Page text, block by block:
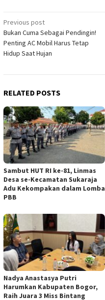
Post
navigation
Previous post
Bukan Cuma Sebagai Pendingin!
Penting AC Mobil Harus Tetap
Hidup Saat Hujan
RELATED POSTS
Sambut HUT RI ke-81, Linmas
Desa se-Kecamatan Sukaraja
Adu Kekompakan dalam Lomba
PBB
Nadya Anastasya Putri
Harumkan Kabupaten Bogor,
Raih Juara 3 Miss Bintang